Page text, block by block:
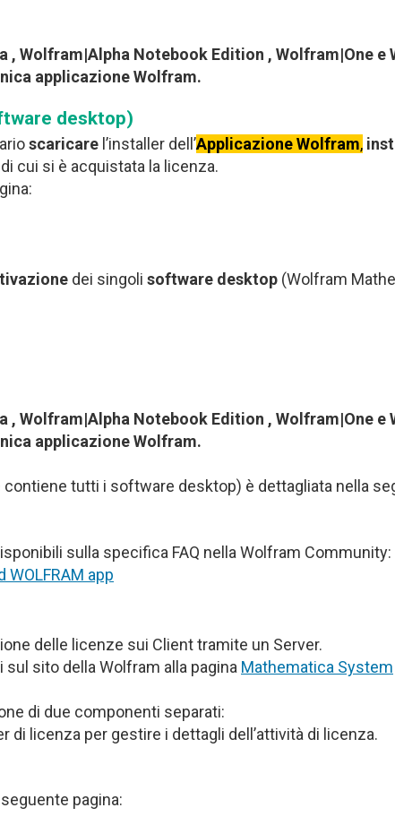
Wolfram|Alpha Notebook Edition , Wolfram|One e
applicazione Wolfram.
desktop)
scaricare l’installer dell’Applicazione Wolfram,
di cui si è acquistata la licenza.
dei singoli software desktop (Wolfram
Wolfram|Alpha Notebook Edition , Wolfram|One e
applicazione Wolfram.
tutti i software desktop) è dettagliata nella
sulla specifica FAQ nella Wolfram Community:
app
delle licenze sui Client tramite un Server.
sito della Wolfram alla pagina Mathematica System
di due componenti separati:
licenza per gestire i dettagli dell’attività di licenza.
pagina: